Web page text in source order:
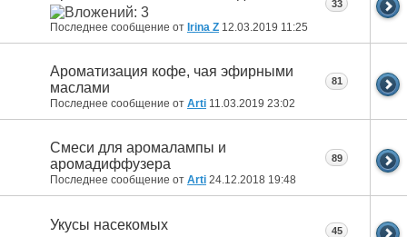
Последнее сообщение от Irina Z 12.03.2019 11:25
33
Ароматизация кофе, чая эфирными
маслами
Последнее сообщение от Arti 11.03.2019 23:02
81
Смеси для аромалампы и
аромадиффузера
Последнее сообщение от Arti 24.12.2018 19:48
89
Укусы насекомых 45